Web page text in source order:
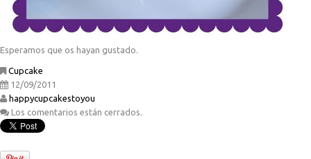
Esperamos que os hayan gustado.
Cupcake
12/09/2011
happycupcakestoyou
Los comentarios están cerrados.